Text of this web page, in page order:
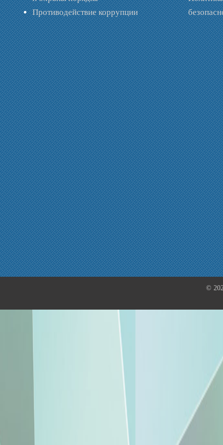
Противодействие коррупции
©